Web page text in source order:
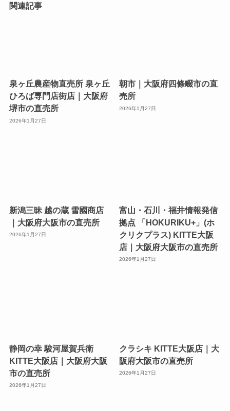
関連記事
泉ヶ丘農産物直売所 泉ヶ丘
ひろば専門店街店｜大阪府
堺市の直売所
2026年1月27日
朝市｜大阪府四條畷市の直
売所
2026年1月27日
新潟三昧 越の蔵 雪國商店
｜大阪府大阪市の直売所
2026年1月27日
富山・石川・福井情報発信
拠点 「HOKURIKU+」(ホ
クリクプラス) KITTE大阪
店｜大阪府大阪市の直売所
2026年1月27日
静岡の幸 駿河屋賀兵衛
KITTE大阪店｜大阪府大阪
市の直売所
2026年1月27日
クラシキ KITTE大阪店｜大
阪府大阪市の直売所
2026年1月27日